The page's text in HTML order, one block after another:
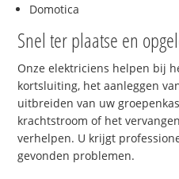
Domotica
Snel ter plaatse en
Onze elektriciens helpen bij
kortsluiting, het aanleggen
uitbreiden van uw
krachtstroom of het
verhelpen. U krijgt
gevonden problemen.